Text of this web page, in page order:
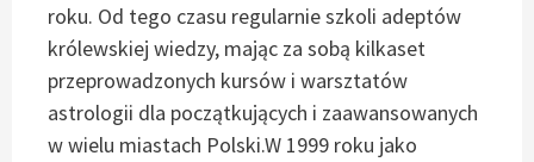
roku. Od tego czasu regularnie szkoli adeptów
królewskiej wiedzy, mając za sobą kilkaset
przeprowadzonych kursów i warsztatów
astrologii dla początkujących i zaawansowanych
w wielu miastach Polski.W 1999 roku jako